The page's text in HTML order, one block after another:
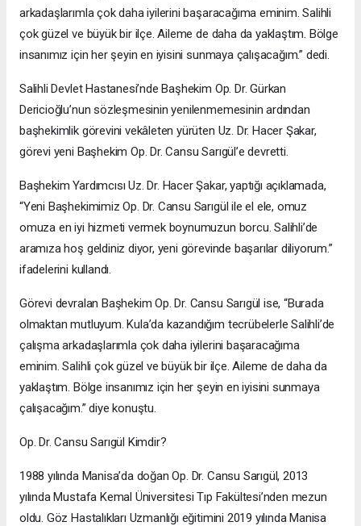
arkadaşlarımla çok daha iyilerini başaracağıma eminim. Salihli
çok güzel ve büyük bir ilçe. Aileme de daha da yaklaştım. Bölge
insanımız için her şeyin en iyisini sunmaya çalışacağım.” dedi.
Salihli Devlet Hastanesi’nde Başhekim Op. Dr. Gürkan
Dericioğlu’nun sözleşmesinin yenilenmemesinin ardından
başhekimlik görevini vekâleten yürüten Uz. Dr. Hacer Şakar,
görevi yeni Başhekim Op. Dr. Cansu Sarıgül’e devretti.
Başhekim Yardımcısı Uz. Dr. Hacer Şakar, yaptığı açıklamada,
“Yeni Başhekimimiz Op. Dr. Cansu Sarıgül ile el ele, omuz
omuza en iyi hizmeti vermek boynumuzun borcu. Salihli’de
aramıza hoş geldiniz diyor, yeni görevinde başarılar diliyorum.”
ifadelerini kullandı.
Görevi devralan Başhekim Op. Dr. Cansu Sarıgül ise, “Burada
olmaktan mutluyum. Kula’da kazandığım tecrübelerle Salihli’de
çalışma arkadaşlarımla çok daha iyilerini başaracağıma
eminim. Salihli çok güzel ve büyük bir ilçe. Aileme de daha da
yaklaştım. Bölge insanımız için her şeyin en iyisini sunmaya
çalışacağım.” diye konuştu.
Op. Dr. Cansu Sarıgül Kimdir?
1988 yılında Manisa’da doğan Op. Dr. Cansu Sarıgül, 2013
yılında Mustafa Kemal Üniversitesi Tıp Fakültesi’nden mezun
oldu. Göz Hastalıkları Uzmanlığı eğitimini 2019 yılında Manisa